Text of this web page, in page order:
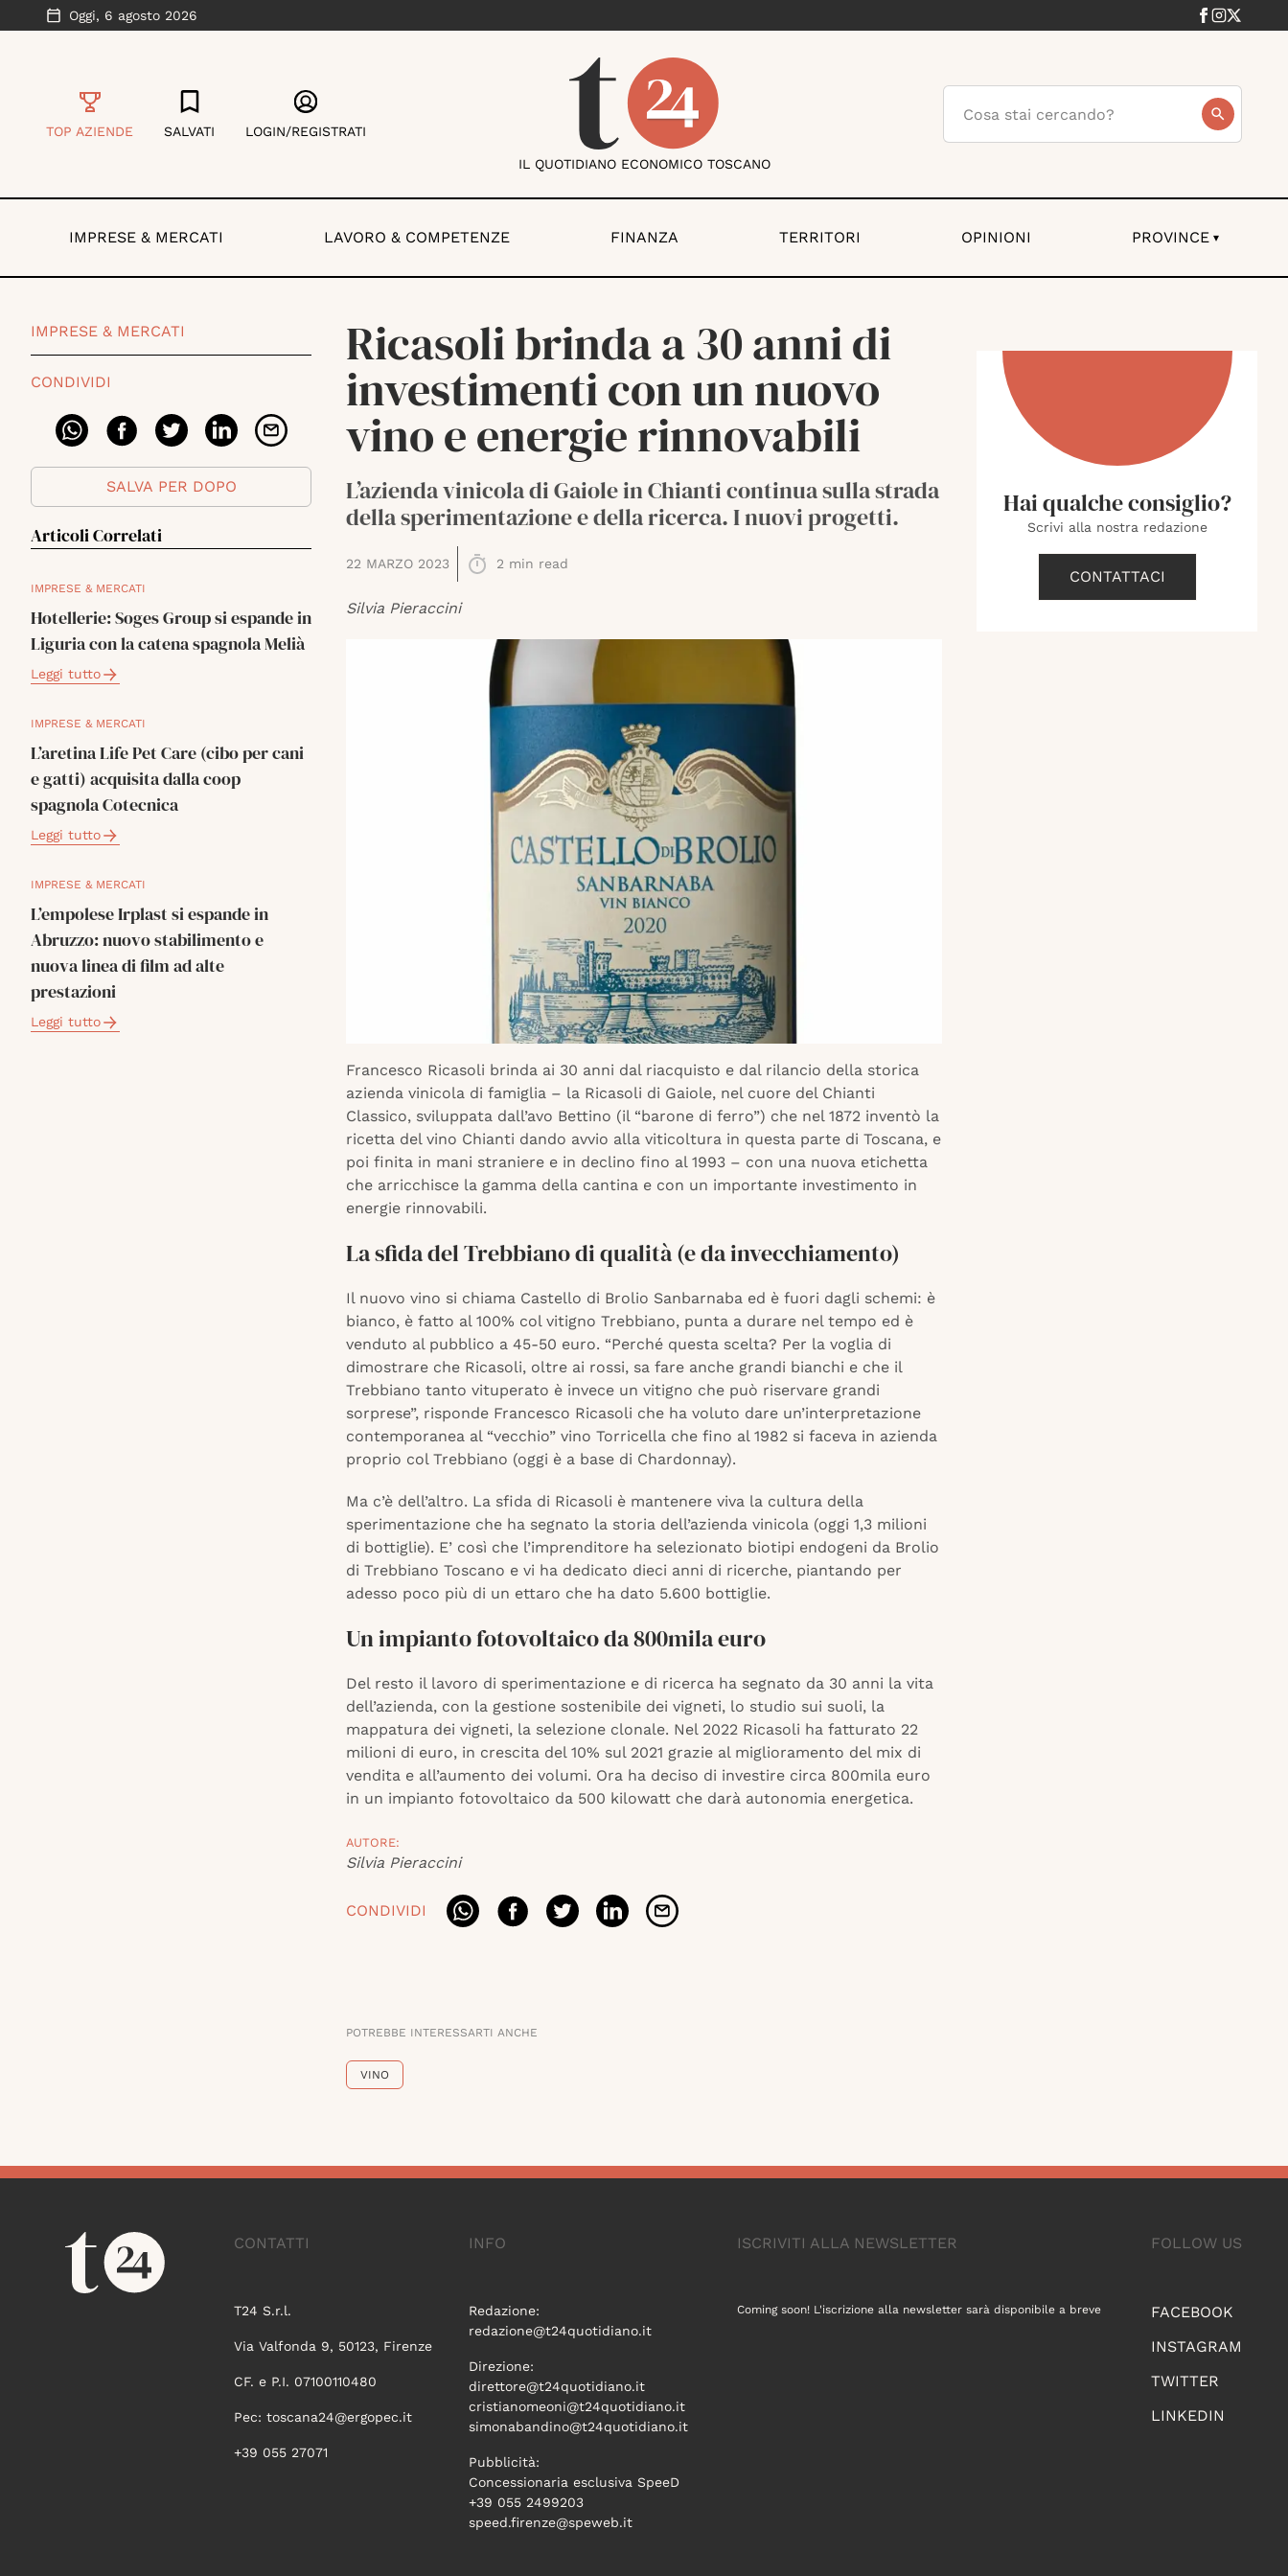
Oggi, 6 agosto 2026
TOP AZIENDE SALVATI LOGIN/REGISTRATI
IL QUOTIDIANO ECONOMICO TOSCANO
IMPRESE & MERCATI LAVORO & COMPETENZE FINANZA TERRITORI OPINIONI PROVINCE ▾
IMPRESE & MERCATI
CONDIVIDI
SALVA PER DOPO
Articoli Correlati
IMPRESE & MERCATI
Hotellerie: Soges Group si espande in
Liguria con la catena spagnola Melià
Leggi tutto
IMPRESE & MERCATI
L’aretina Life Pet Care (cibo per cani
e gatti) acquisita dalla coop
spagnola Cotecnica
Leggi tutto
IMPRESE & MERCATI
L’empolese Irplast si espande in
Abruzzo: nuovo stabilimento e
nuova linea di film ad alte
prestazioni
Leggi tutto
Ricasoli brinda a 30 anni di
investimenti con un nuovo
vino e energie rinnovabili
L’azienda vinicola di Gaiole in Chianti continua sulla strada
della sperimentazione e della ricerca. I nuovi progetti.
22 MARZO 2023 2 min read
Silvia Pieraccini
Francesco Ricasoli brinda ai 30 anni dal riacquisto e dal rilancio della storica
azienda vinicola di famiglia – la Ricasoli di Gaiole, nel cuore del Chianti
Classico, sviluppata dall’avo Bettino (il “barone di ferro”) che nel 1872 inventò la
ricetta del vino Chianti dando avvio alla viticoltura in questa parte di Toscana, e
poi finita in mani straniere e in declino fino al 1993 – con una nuova etichetta
che arricchisce la gamma della cantina e con un importante investimento in
energie rinnovabili.
La sfida del Trebbiano di qualità (e da invecchiamento)
Il nuovo vino si chiama Castello di Brolio Sanbarnaba ed è fuori dagli schemi: è
bianco, è fatto al 100% col vitigno Trebbiano, punta a durare nel tempo ed è
venduto al pubblico a 45-50 euro. “Perché questa scelta? Per la voglia di
dimostrare che Ricasoli, oltre ai rossi, sa fare anche grandi bianchi e che il
Trebbiano tanto vituperato è invece un vitigno che può riservare grandi
sorprese”, risponde Francesco Ricasoli che ha voluto dare un’interpretazione
contemporanea al “vecchio” vino Torricella che fino al 1982 si faceva in azienda
proprio col Trebbiano (oggi è a base di Chardonnay).
Ma c’è dell’altro. La sfida di Ricasoli è mantenere viva la cultura della
sperimentazione che ha segnato la storia dell’azienda vinicola (oggi 1,3 milioni
di bottiglie). E’ così che l’imprenditore ha selezionato biotipi endogeni da Brolio
di Trebbiano Toscano e vi ha dedicato dieci anni di ricerche, piantando per
adesso poco più di un ettaro che ha dato 5.600 bottiglie.
Un impianto fotovoltaico da 800mila euro
Del resto il lavoro di sperimentazione e di ricerca ha segnato da 30 anni la vita
dell’azienda, con la gestione sostenibile dei vigneti, lo studio sui suoli, la
mappatura dei vigneti, la selezione clonale. Nel 2022 Ricasoli ha fatturato 22
milioni di euro, in crescita del 10% sul 2021 grazie al miglioramento del mix di
vendita e all’aumento dei volumi. Ora ha deciso di investire circa 800mila euro
in un impianto fotovoltaico da 500 kilowatt che darà autonomia energetica.
AUTORE:
Silvia Pieraccini
CONDIVIDI
POTREBBE INTERESSARTI ANCHE
VINO
Hai qualche consiglio?
Scrivi alla nostra redazione
CONTATTACI
CONTATTI
T24 S.r.l.
Via Valfonda 9, 50123, Firenze
CF. e P.I. 07100110480
Pec: toscana24@ergopec.it
+39 055 27071
INFO
Redazione:
redazione@t24quotidiano.it
Direzione:
direttore@t24quotidiano.it
cristianomeoni@t24quotidiano.it
simonabandino@t24quotidiano.it
Pubblicità:
Concessionaria esclusiva SpeeD
+39 055 2499203
speed.firenze@speweb.it
FOLLOW US
FACEBOOK
INSTAGRAM
TWITTER
LINKEDIN
ISCRIVITI ALLA NEWSLETTER
Coming soon! L'iscrizione alla newsletter sarà disponibile a breve